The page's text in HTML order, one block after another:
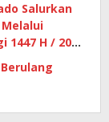
Salurkan
H / 2026